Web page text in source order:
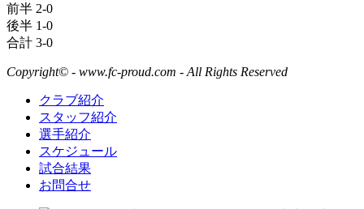
前半 2-0
後半 1-0
合計 3-0
Copyright© - www.fc-proud.com - All Rights Reserved
クラブ紹介
スタッフ紹介
選手紹介
スケジュール
試合結果
お問合せ